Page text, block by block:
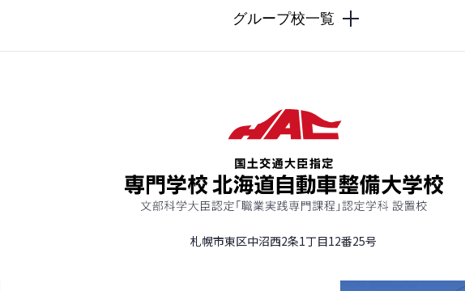
グループ校一覧
札幌市東区中沼西2条1丁目12番25号